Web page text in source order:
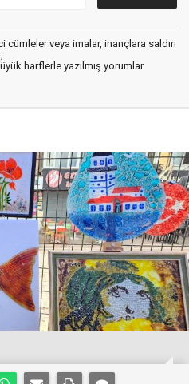
veya imalar, inançlara saldırı
harflerle yazılmış yorumlar